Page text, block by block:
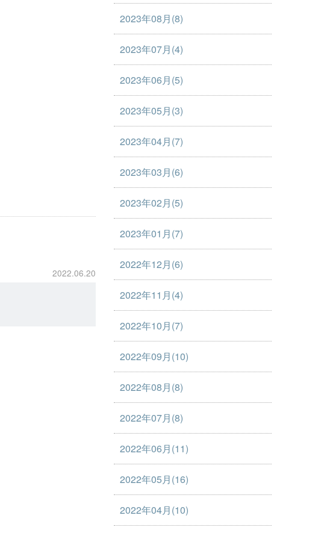
2022.06.20
2023年08月(8)
2023年07月(4)
2023年06月(5)
2023年05月(3)
2023年04月(7)
2023年03月(6)
2023年02月(5)
2023年01月(7)
2022年12月(6)
2022年11月(4)
2022年10月(7)
2022年09月(10)
2022年08月(8)
2022年07月(8)
2022年06月(11)
2022年05月(16)
2022年04月(10)